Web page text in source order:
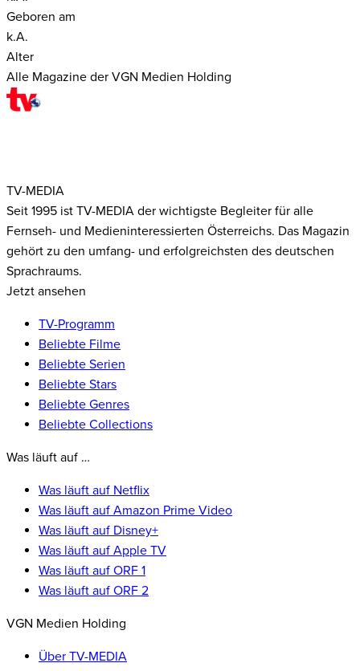
Geboren am
k.A.
Alter
Alle Magazine der VGN Medien Holding
TV-MEDIA
Seit 1995 ist TV-MEDIA der wichtigste Begleiter für alle
Fernseh- und Medieninteressierten Österreichs. Das Magazin
gehört zu den umfang- und erfolgreichsten des deutschen
Sprachraums.
Jetzt ansehen
TV-Programm
Beliebte Filme
Beliebte Serien
Beliebte Stars
Beliebte Genres
Beliebte Collections
Was läuft auf …
Was läuft auf Netflix
Was läuft auf Amazon Prime Video
Was läuft auf Disney+
Was läuft auf Apple TV
Was läuft auf ORF 1
Was läuft auf ORF 2
VGN Medien Holding
Über TV-MEDIA